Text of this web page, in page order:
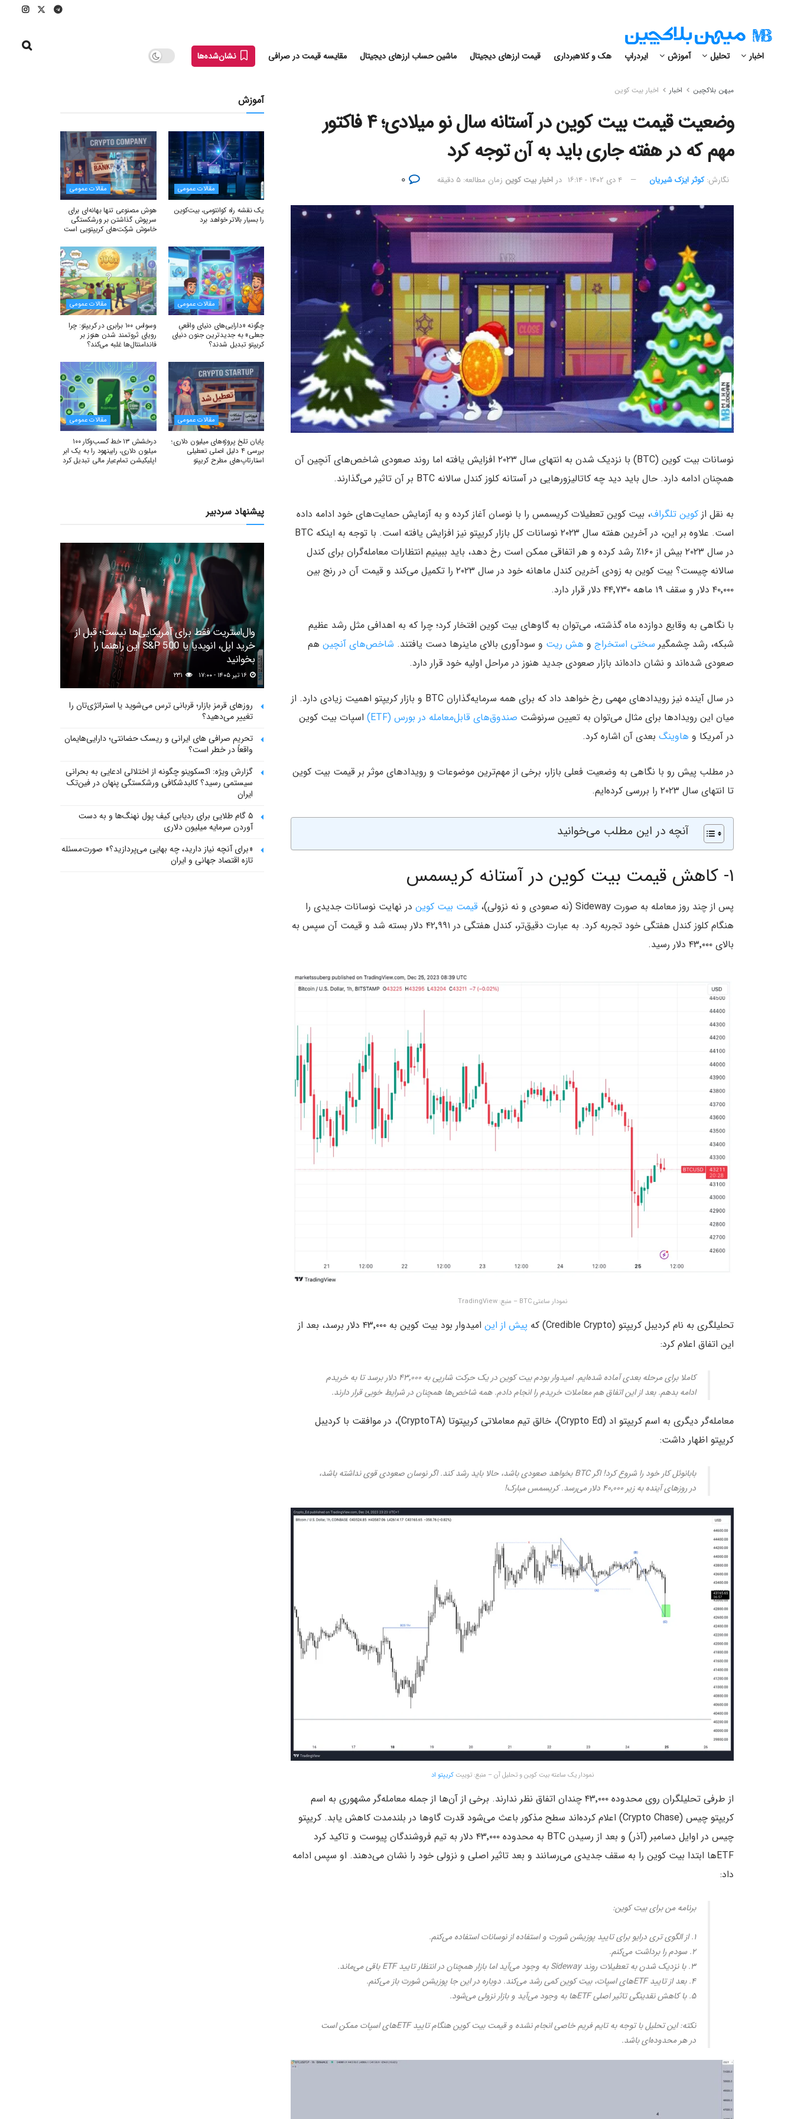
اخبار تحلیل آموزش ایردراپ هک و کلاهبرداری قیمت ارزهای دیجیتال ماشین حساب ارزهای دیجیتال مقایسه قیمت در صرافی نشان‌شده‌ها
میهن بلاکچین اخبار اخبار بیت کوین
وضعیت قیمت بیت کوین در آستانه سال نو میلادی؛ ۴ فاکتور
مهم که در هفته جاری باید به آن توجه کرد
نگارش:‌ کوثر ایزک شیریان ۴ دی ۱۴۰۲ - ۱۶:۱۴ در اخبار بیت کوین زمان مطالعه: ۵ دقیقه
نوسانات بیت کوین (BTC) با نزدیک شدن به انتهای سال ۲۰۲۳ افزایش یافته اما روند صعودی شاخص‌های آنچین آن
همچنان ادامه دارد. حال باید دید چه کاتالیزورهایی در آستانه کلوز کندل سالانه BTC بر آن تاثیر می‌گذارند.
به نقل از کوین‌ تلگراف، بیت کوین تعطیلات کریسمس را با نوسان آغاز کرده و به آزمایش حمایت‌های خود ادامه داده
است. علاوه بر این، در آخرین هفته سال ۲۰۲۳ نوسانات کل بازار کریپتو نیز افزایش یافته است. با توجه به اینکه BTC
در سال ۲۰۲۳ بیش از ۱۶۰٪ رشد کرده و هر اتفاقی ممکن است رخ دهد، باید ببینیم انتظارات معامله‌گران برای کندل
سالانه چیست؟ بیت کوین به زودی آخرین کندل ماهانه خود در سال ۲۰۲۳ را تکمیل می‌کند و قیمت آن در رنج بین
۴۰٬۰۰۰ دلار و سقف ۱۹ ماهه ۴۴٬۷۳۰ دلار قرار دارد.
با نگاهی به وقایع دوازده ماه گذشته، می‌توان به گاوهای بیت کوین افتخار کرد؛ چرا که به اهدافی مثل رشد عظیم
شبکه، رشد چشمگیر سختی استخراج و هش ریت و سودآوری بالای ماینرها دست یافتند. شاخص‌های آنچین هم
صعودی شده‌اند و نشان داده‌اند بازار صعودی جدید هنوز در مراحل اولیه خود قرار دارد.
در سال آینده نیز رویدادهای مهمی رخ خواهد داد که برای همه سرمایه‌گذاران BTC و بازار کریپتو اهمیت زیادی دارد. از
میان این رویدادها برای مثال می‌توان به تعیین سرنوشت صندوق‌های قابل‌معامله در بورس (ETF)
اسپات بیت کوین
در آمریکا و هاوینگ بعدی آن اشاره کرد.
در مطلب پیش رو با نگاهی به وضعیت فعلی بازار، برخی از مهم‌ترین موضوعات و رویدادهای موثر بر قیمت بیت کوین
تا انتهای سال ۲۰۲۳ را بررسی کرده‌ایم.
آنچه در این مطلب می‌خوانید
۱- کاهش قیمت بیت کوین در آستانه کریسمس
پس از چند روز معامله به صورت Sideway (نه صعودی و نه نزولی)، قیمت بیت کوین در نهایت نوسانات جدیدی را
هنگام کلوز کندل هفتگی خود تجربه کرد. به عبارت دقیق‌تر، کندل هفتگی در ۴۲٬۹۹۱ دلار بسته شد و قیمت آن سپس به
بالای ۴۳٬۰۰۰ دلار رسید.
نمودار ساعتی BTC – منبع: TradingView
تحلیلگری به نام کردیبل کریپتو (Credible Crypto) که پیش از این
امیدوار بود بیت کوین به ۴۳٬۰۰۰ دلار برسد، بعد از
این اتفاق اعلام کرد:
کاملا برای مرحله بعدی آماده شده‌ایم. امیدوار بودم بیت کوین در یک حرکت شارپی به ۴۳٬۰۰۰ دلار برسد تا به خریدم
ادامه بدهم. بعد از این اتفاق هم معاملات خریدم را انجام دادم‌. همه شاخص‌ها همچنان در شرایط خوبی قرار دارند.
معامله‌گر دیگری به اسم کریپتو اد (Crypto Ed)، خالق تیم معاملاتی کریپتوتا (CryptoTA)، در موافقت با کردیبل
کریپتو اظهار داشت:
بابانوئل کار خود را شروع کرد! اگر BTC بخواهد صعودی باشد، حالا باید رشد کند. اگر نوسان صعودی قوی نداشته باشد،
در روزهای آینده به زیر ۴۰٬۰۰۰ دلار می‌رسد. کریسمس مبارک!
نمودار یک ساعته بیت کوین و تحلیل آن – منبع: توییتکریپتو اد
از طرفی تحلیلگران روی محدوده ۴۳٬۰۰۰ چندان اتفاق نظر ندارند. برخی از آن‌ها از جمله معامله‌گر مشهوری به اسم
کریپتو چیس (Crypto Chase) اعلام کرده‌اند سطح مذکور باعث می‌شود قدرت گاوها در بلندمدت کاهش یابد. کریپتو
چیس در اوایل دسامبر (آذر) و بعد از رسیدن BTC به محدوده ۴۳٬۰۰۰ دلار به تیم فروشندگان پیوست و تاکید کرد
ETFها ابتدا بیت کوین را به سقف جدیدی می‌رسانند و بعد تاثیر اصلی و نزولی خود را نشان می‌دهند. او سپس ادامه
داد:
برنامه من برای بیت کوین:
۱. از الگوی تری درایو برای تایید پوزیشن شورت و استفاده از نوسانات استفاده می‌کنم.
۲. سودم را برداشت می‌کنم.
۳. با نزدیک شدن به تعطیلات روند Sideway به وجود می‌آید اما بازار همچنان در انتظار تایید ETF باقی می‌ماند.
۴. بعد از تایید ETFهای اسپات، بیت کوین کمی رشد می‌کند. دوباره در این جا پوزیشن شورت باز می‌کنم.
۵. با کاهش نقدینگی تاثیر اصلی ETFها به وجود می‌آید و بازار نزولی می‌شود.
نکته: این تحلیل با توجه به تایم فریم خاصی انجام نشده و قیمت بیت کوین هنگام تایید ETFهای اسپات ممکن است
در هر محدوده‌ای باشد.
آموزش
مقالات عمومی
یک نقشه راه کوانتومی، بیت‌کوین
را بسیار بالاتر خواهد برد
مقالات عمومی
هوش مصنوعی تنها بهانه‌ای برای
سرپوش گذاشتن بر ورشکستگی
خاموش شرکت‌های کریپتویی است
مقالات عمومی
چگونه «دارایی‌های دنیای واقعیِ
جعلی» به جدیدترین جنون دنیای
کریپتو تبدیل شدند؟
مقالات عمومی
وسواس ۱۰۰ برابری در کریپتو: چرا
رویای ثروتمند شدن هنوز بر
فاندامنتال‌ها غلبه می‌کند؟
مقالات عمومی
پایان تلخ پروژه‌های میلیون دلاری؛
بررسی ۴ دلیل اصلی تعطیلی
استارتاپ‌های مطرح کریپتو
مقالات عمومی
درخشش ۱۳ خط کسب‌وکار ۱۰۰
میلیون دلاری، رابینهود را به یک ابر
اپلیکیشن تمام‌عیار مالی تبدیل کرد
پیشنهاد سردبیر
وال‌استریت فقط برای آمریکایی‌ها نیست؛ قبل از
خرید اپل، انویدیا یا S&P 500 این راهنما را
بخوانید
روزهای قرمز بازار؛ قربانی ترس می‌شوید یا استراتژی‌تان را
تغییر می‌دهید؟
تحریم صرافی های ایرانی و ریسک حضانتی؛ دارایی‌هایمان
واقعاً در خطر است؟
گزارش ویژه: اکسکوینو چگونه از اختلالی ادعایی به بحرانی
سیستمی رسید؟ کالبدشکافی ورشکستگی پنهان در فین‌تک
ایران
۵ گام طلایی برای ردیابی کیف پول‌ نهنگ‌ها و به دست
آوردن سرمایه میلیون دلاری
«برای آنچه نیاز دارید، چه بهایی می‌پردازید؟» صورت‌مسئله
تازه اقتصاد جهانی و ایران